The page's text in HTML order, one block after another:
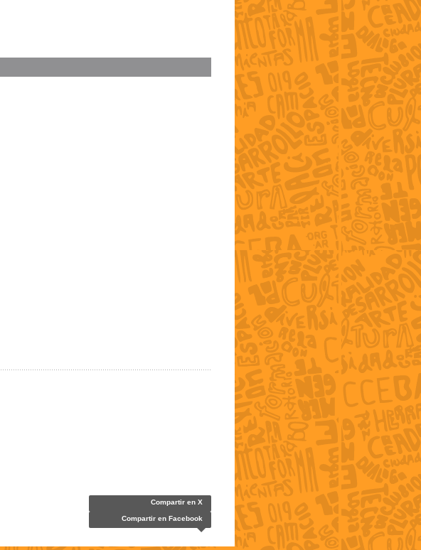
Compartir en X
Compartir en Facebook